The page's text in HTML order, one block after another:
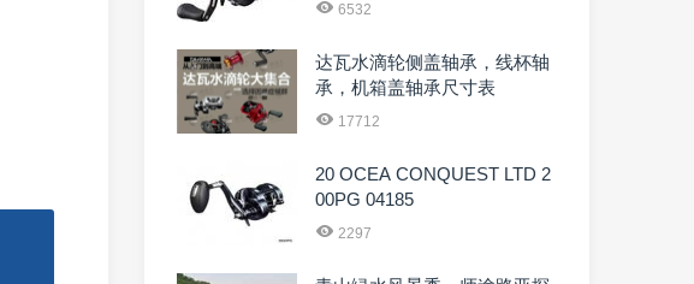
6532
达瓦水滴轮侧盖轴承，线杯轴
承，机箱盖轴承尺寸表
17712
20 OCEA CONQUEST LTD 2
00PG 04185
2297